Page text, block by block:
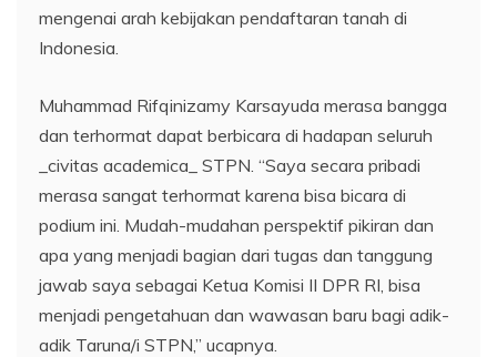
mengenai arah kebijakan pendaftaran tanah di
Indonesia.
Muhammad Rifqinizamy Karsayuda merasa bangga
dan terhormat dapat berbicara di hadapan seluruh
_civitas academica_ STPN. “Saya secara pribadi
merasa sangat terhormat karena bisa bicara di
podium ini. Mudah-mudahan perspektif pikiran dan
apa yang menjadi bagian dari tugas dan tanggung
jawab saya sebagai Ketua Komisi II DPR RI, bisa
menjadi pengetahuan dan wawasan baru bagi adik-
adik Taruna/i STPN,” ucapnya.